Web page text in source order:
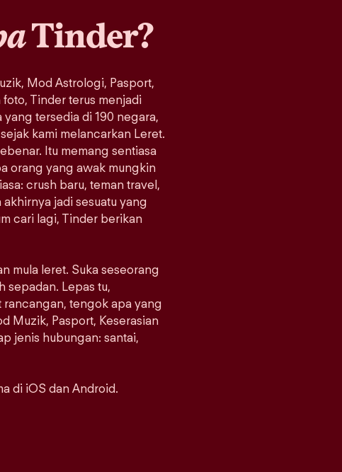
Tinder?
Mod Astrologi, Pasport,
Tinder terus menjadi
tersedia di 190 negara,
kami melancarkan Leret.
Itu memang sentiasa
orang yang awak mungkin
crush baru, teman travel,
jadi sesuatu yang
cari lagi, Tinder berikan
mula leret. Suka seseorang
sepadan. Lepas tu,
rancangan, tengok apa yang
Muzik, Pasport, Keserasian
jenis hubungan: santai,
di iOS dan Android.